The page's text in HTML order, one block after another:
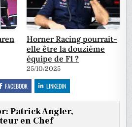
Horner Racing pourrait-
elle être la douzième
équipe de F1 ?
25/10/2025
FACEBOOK LINKEDIN
Patrick Angler,
en Chef